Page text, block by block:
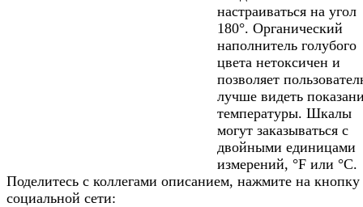
настраиваться на угол
180°. Органический
наполнитель голубого
цвета нетоксичен и
позволяет
лучше видеть
температуры. Шкалы
могут заказываться с
двойными единицами
измерений, °F или °С.
Поделитесь с коллегами описанием, нажмите на кнопку
социальной сети: